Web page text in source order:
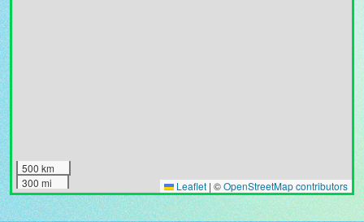
500 km
300 mi
Leaflet | ©OpenStreetMap contributors